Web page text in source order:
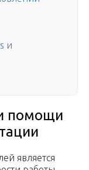
и
помощи
является